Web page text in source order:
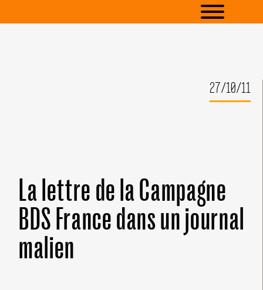
27/10/11
La lettre de la Campagne
BDS France dans un journal
malien